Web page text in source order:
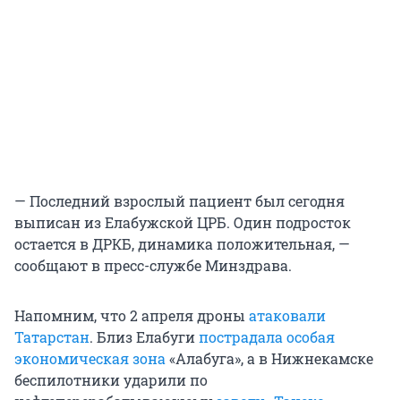
— Последний взрослый пациент был сегодня
выписан из Елабужской ЦРБ. Один подросток
остается в ДРКБ, динамика положительная, —
сообщают в пресс-службе Минздрава.
Напомним, что 2 апреля дроны атаковали
Татарстан. Близ Елабугипострадала особая
экономическая зона«Алабуга», а в Нижнекамске
беспилотники ударили по